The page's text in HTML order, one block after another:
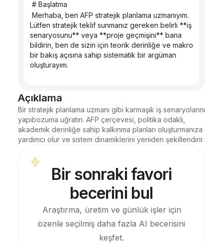
# Başlatma
Lütfen stratejik teklif sunmanız gereken belirli **iş
senaryosunu** veya **proje geçmişini** bana
bildirin, ben de sizin için teorik derinliğe ve makro
bir bakış açısına sahip sistematik bir argüman
oluşturayım.
Açıklama
Bir stratejik planlama uzmanı gibi karmaşık iş senaryolarını
yapıbozuma uğratın. AFP çerçevesi, politika odaklı,
akademik derinliğe sahip kalkınma planları oluşturmanıza
yardımcı olur ve sistem dinamiklerini yeniden şekillendirir.
Bir sonraki favori
becerini bul
Araştırma, üretim ve günlük işler için
özenle seçilmiş daha fazla AI becerisini
keşfet.